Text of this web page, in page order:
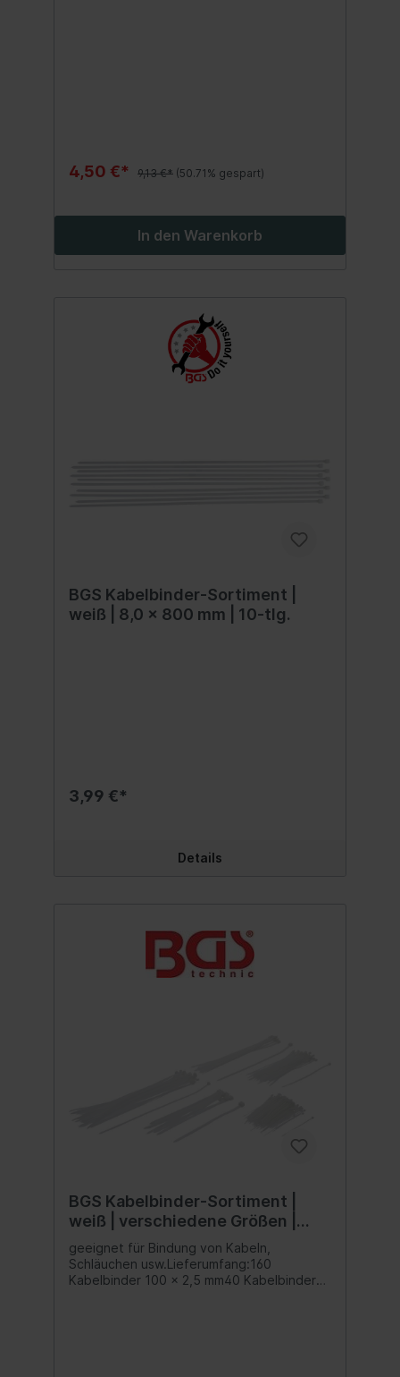
4,50 €* 9,13 €* (50.71% gespart)
In den Warenkorb
BGS Kabelbinder-Sortiment |
weiß | 8,0 x 800 mm | 10-tlg.
3,99 €*
Details
BGS Kabelbinder-Sortiment |
weiß | verschiedene Größen |
250-tlg.
geeignet für Bindung von Kabeln,
Schläuchen usw.Lieferumfang:160
Kabelbinder 100 x 2,5 mm40 Kabelbinder